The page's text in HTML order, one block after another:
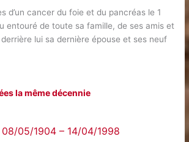
d’un cancer du foie et du pancréas le 1
entouré de toute sa famille, de ses amis et
lui sa dernière épouse et ses neuf
la même décennie
05/1904 – 14/04/1998